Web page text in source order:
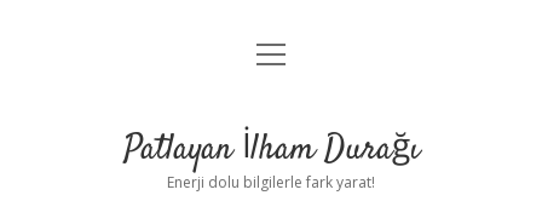
Anasayfa
Yasal Uyarı
menüyü
Patlayan İlham Durağı
Enerji dolu bilgilerle fark yarat!